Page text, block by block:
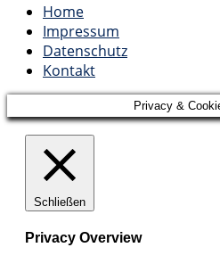
Home
Impressum
Datenschutz
Kontakt
Privacy &
Schließen
Privacy Overview